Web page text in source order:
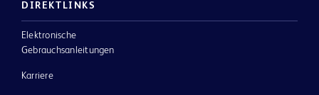
DIREKTLINKS
Elektronische
Gebrauchsanleitungen
Karriere